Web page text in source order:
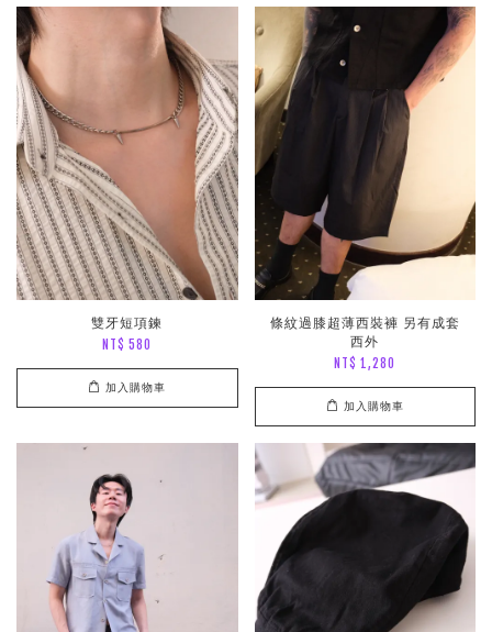
雙牙短項鍊
NT$ 580
加入購物車
條紋過膝超薄西裝褲 另有成套
西外
NT$ 1,280
加入購物車